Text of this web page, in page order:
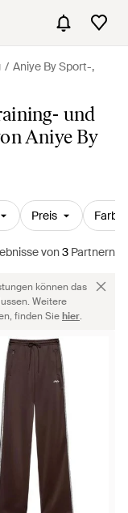
Aniye By Sport-,
und
Aniye By
Preis Farbe
von3 Partnern
können das
Weitere
finden Siehier.